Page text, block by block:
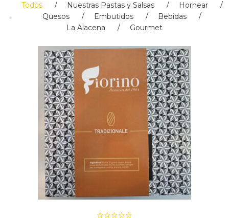
Todos Nuestras Pastas y Salsas
Hornear
Quesos
Embutidos
Bebidas
La Alacena
Gourmet